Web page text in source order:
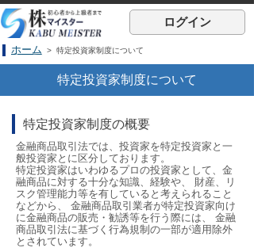
ログイン
ホーム > 特定投資家制度について
特定投資家制度について
特定投資家制度の概要
金融商品取引法では、投資家を特定投資家と一
般投資家とに区分しております。
特定投資家はいわゆるプロの投資家として、金
融商品に対する十分な知識、経験や、 財産、リ
スク管理能力等を有していると考えられること
などから、 金融商品取引業者が特定投資家向け
に金融商品の販売・勧誘等を行う際には、 金融
商品取引法に基づく行為規制の一部が適用除外
とされています。